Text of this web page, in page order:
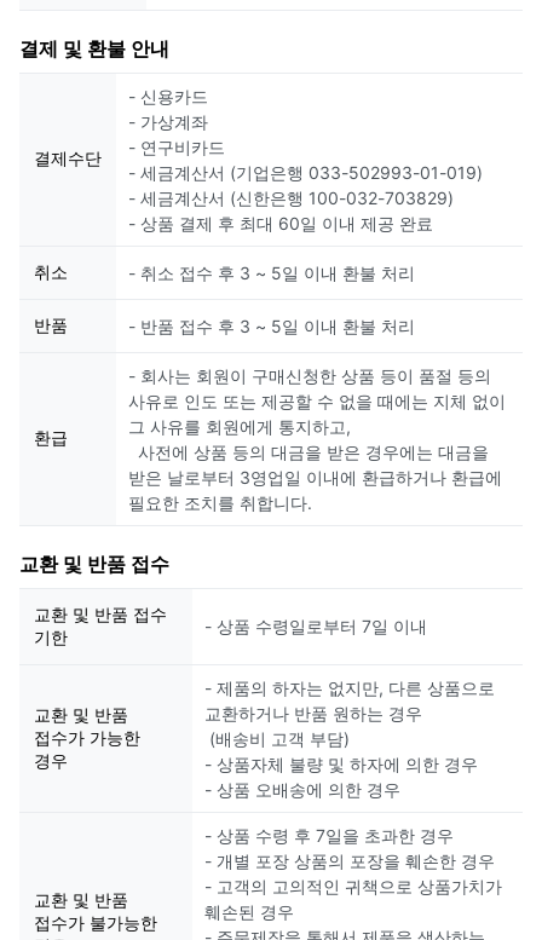
결제 및 환불 안내
결제수단
- 신용카드
- 가상계좌
- 연구비카드
- 세금계산서 (기업은행 033-502993-01-019)
- 세금계산서 (신한은행 100-032-703829)
- 상품 결제 후 최대 60일 이내 제공 완료
취소 - 취소 접수 후 3 ~ 5일 이내 환불 처리
반품 - 반품 접수 후 3 ~ 5일 이내 환불 처리
환급
- 회사는 회원이 구매신청한 상품 등이 품절 등의
사유로 인도 또는 제공할 수 없을 때에는 지체 없이
그 사유를 회원에게 통지하고,
사전에 상품 등의 대금을 받은 경우에는 대금을
받은 날로부터 3영업일 이내에 환급하거나 환급에
필요한 조치를 취합니다.
교환 및 반품 접수
교환 및 반품 접수
기한
- 상품 수령일로부터 7일 이내
교환 및 반품
접수가 가능한
경우
- 제품의 하자는 없지만, 다른 상품으로
교환하거나 반품 원하는 경우
(배송비 고객 부담)
- 상품자체 불량 및 하자에 의한 경우
- 상품 오배송에 의한 경우
교환 및 반품
접수가 불가능한
- 상품 수령 후 7일을 초과한 경우
- 개별 포장 상품의 포장을 훼손한 경우
- 고객의 고의적인 귀책으로 상품가치가
훼손된 경우